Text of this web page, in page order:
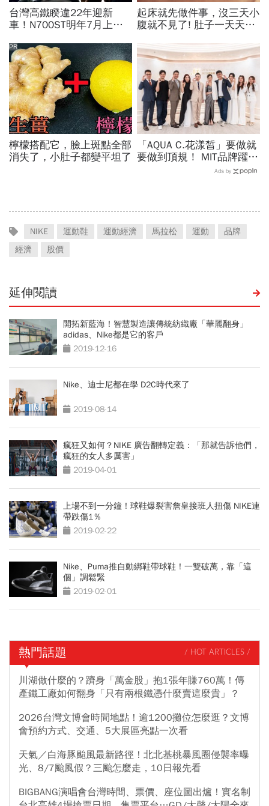
台灣高鐵睽違22年迎新
車！N700ST明年7月上
史哲：台灣動脈再升級
起床就先做件事，沒三天小
腹就不見了! 肚子一天天變
檸檬搭配它，臉上斑點全部
消失了，小肚子都變平坦了
PR
「AQUA C.花漾皙」要做就
要做到頂規！ MIT品牌躍上
Ads by
NIKE 運動鞋 運動經濟 馬拉松 運動
品牌
經濟
股價
延伸閱讀
開拓新藍海！智慧製造讓傳統紡織廠「華麗翻身」
adidas、Nike都是它的客戶
2019-12-16
Nike、迪士尼都在學 D2C時代來了
2019-08-14
瘋狂又如何？NIKE 廣告翻轉定義：「那就告訴他們，
瘋狂的女人多厲害」
2019-04-01
上場不到一分鐘！球鞋爆裂害詹皇接班人扭傷 NIKE連
帶跌傷1％
2019-02-22
Nike、Puma推自動綁鞋帶球鞋！一雙破萬，靠「這
個」調鬆緊
2019-02-01
熱門話題 / HOT ARTICLES /
川湖做什麼的？躋身「萬金股」抱1張年賺760萬！傳
產鐵工廠如何翻身「只有兩根鐵憑什麼賣這麼貴」？
2026台灣文博會時間地點！逾1200攤位怎麼逛？文博
會預約方式、交通、5大展區亮點一次看
天氣／白海豚颱風最新路徑！北北基桃暴風圈侵襲率曝
光、8/7颱風假？三颱怎麼走，10日報先看
BIGBANG演唱會台灣時間、票價、座位圖出爐！實名制